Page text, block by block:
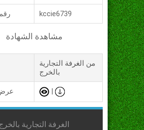
kccie6739
مشاهدة الشهادة
من الغرفة التجارية
بالخرج
الغرفة التجارية